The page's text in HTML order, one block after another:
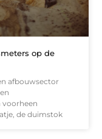
op de
afbouwsector
voorheen
de duimstok